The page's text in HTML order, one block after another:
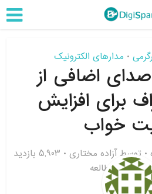
• مدارهای الکترونیک
اضافی از
برای افزایش
خواب
توسط آزاده مختاری
5,903 بازدید